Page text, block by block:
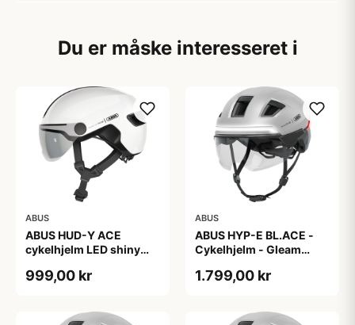
Du er måske interesseret i
ABUS
ABUS HUD-Y ACE
cykelhjelm LED shiny
999,00 kr
ABUS
ABUS HYP-E BL.ACE -
Cykelhjelm - Gleam
1.799,00 kr